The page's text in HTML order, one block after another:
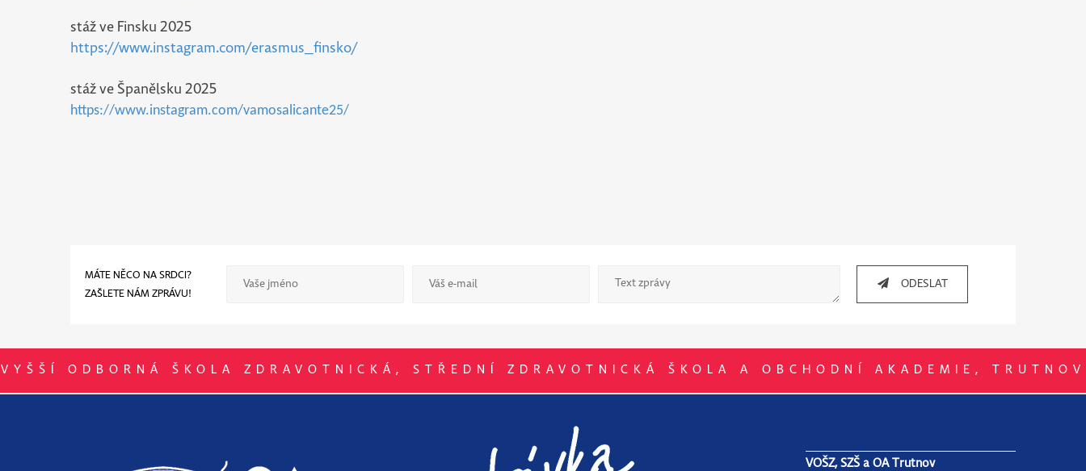
stáž ve Finsku 2025
https://www.instagram.com/erasmus_finsko/
stáž ve Španělsku 2025
https://www.instagram.com/vamosalicante25/
MÁTE NĚCO NA SRDCI?
ZAŠLETE NÁM ZPRÁVU!
ODESLAT
VYŠŠÍ ODBORNÁ ŠKOLA ZDRAVOTNICKÁ, STŘEDNÍ ZDRAVOTNICKÁ ŠKOLA A OBCHODNÍ AKADEMIE, TRUTNOV
VOŠZ, SZŠ a OA Trutnov